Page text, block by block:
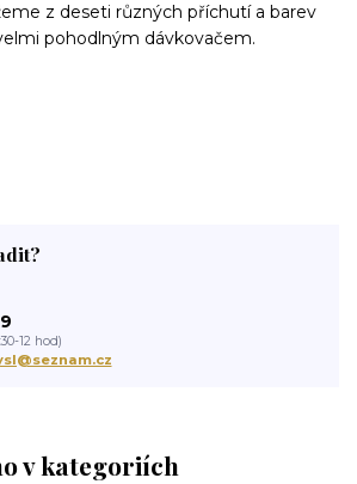
z deseti různých příchutí a barev
pohodlným dávkovačem.
v kategoriích
12 hod)